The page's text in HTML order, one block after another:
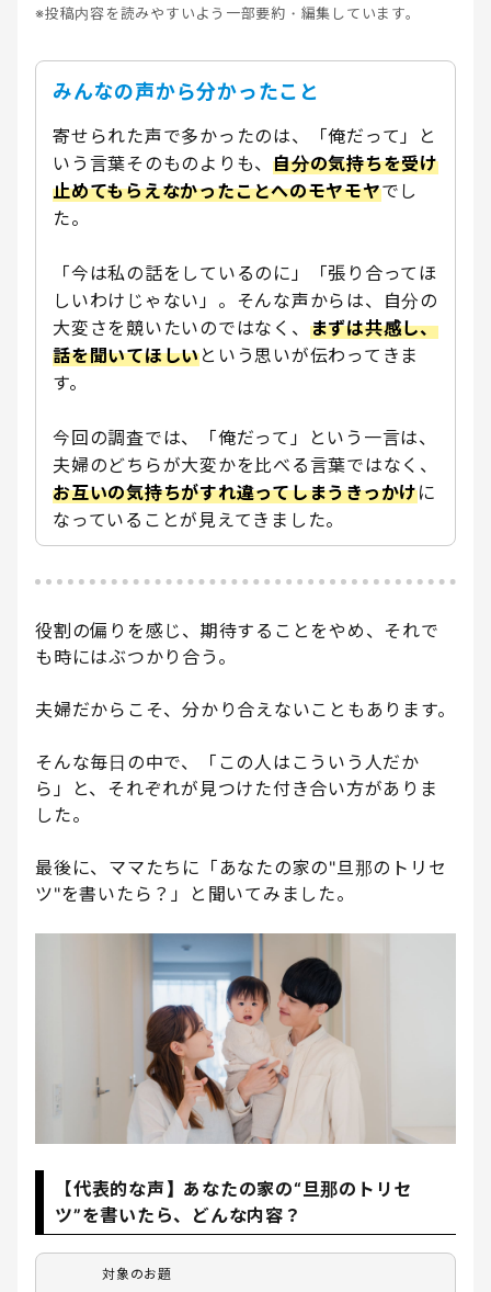
※投稿内容を読みやすいよう一部要約・編集しています。
みんなの声から分かったこと
寄せられた声で多かったのは、「俺だって」と
いう言葉そのものよりも、 自分の気持ちを受け
止めてもらえなかったことへのモヤモヤでし
た。
「今は私の話をしているのに」「張り合ってほ
しいわけじゃない」。そんな声からは、自分の
大変さを競いたいのではなく、 まずは共感し、
話を聞いてほしいという思いが伝わってきま
す。
今回の調査では、「俺だって」という一言は、
夫婦のどちらが大変かを比べる言葉ではなく、
お互いの気持ちがすれ違ってしまうきっかけに
なっていることが見えてきました。
役割の偏りを感じ、期待することをやめ、それで
も時にはぶつかり合う。
夫婦だからこそ、分かり合えないこともあります。
そんな毎日の中で、「この人はこういう人だか
ら」と、それぞれが見つけた付き合い方がありま
した。
最後に、ママたちに「あなたの家の"旦那のトリセ
ツ"を書いたら？」と聞いてみました。
【代表的な声】あなたの家の“旦那のトリセ
ツ”を書いたら、どんな内容？
対象のお題